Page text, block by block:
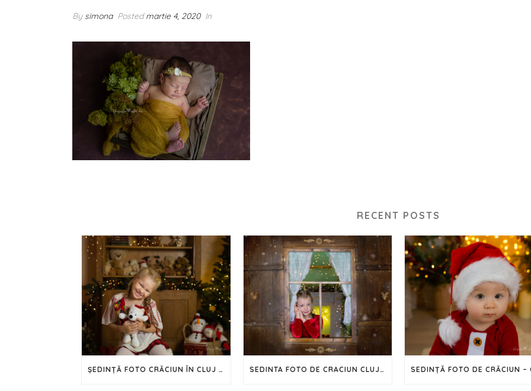
By simona Postedmartie 4, 2020 In
RECENT POSTS
ȘEDINȚĂ FOTO CRĂCIUN ÎN CLUJ – 2024 SEDINTA FOTO DE CRACIUN CLUJ – 2023